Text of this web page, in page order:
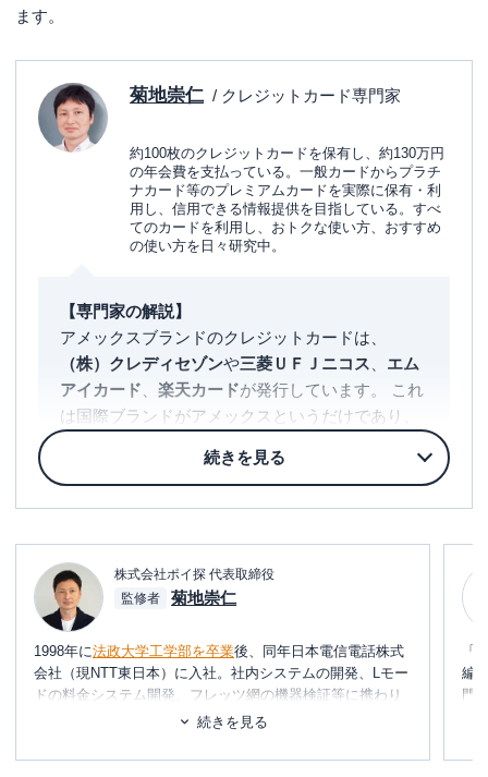
ます。
菊地崇仁 / クレジットカード専門家
約100枚のクレジットカードを保有し、約130万円
の年会費を支払っている。一般カードからプラチ
ナカード等のプレミアムカードを実際に保有・利
用し、信用できる情報提供を目指している。すべ
てのカードを利用し、おトクな使い方、おすすめ
の使い方を日々研究中。
【専門家の解説】
アメックスブランドのクレジットカードは、
（株）クレディセゾンや三菱ＵＦＪニコス
エム
アイカード
楽天カードが発行しています。 これ
は国際ブランドがアメックスというだけであり、
ことに注意してください。
たとえば、アメリカン・エキスプレス®・ゴール
名以上のコース料理を注文すると1名分が無料
る特典があります。
しかし、同じゴールドの
カン・エキスプレス®・カードの場合はこの特典
は付帯しません。プラチナカードになると、アメ
プラチナ・カードの年会費は165,000
カン・エキスプレス®・カードの年会費は33,000
株式会社ポイ探 代表取締役
監修者
菊地崇仁
1998年に法政大学工学部を卒業後、同年日本電信電話株式
会社（現NTT東日本）に入社。社内システムの開発、Lモー
ドの料金システム開発、フレッツ網の機器検証等に携わり
2002年に退社。同年、友人と共に起業し、システムの設
続きを見る
「
編
門
め